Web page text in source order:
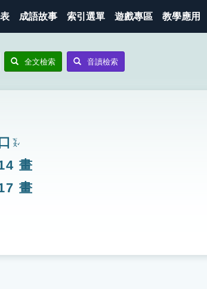
成語故事 索引選單 遊戲專區 教學應用
全文檢索 音讀檢索
ㄎㄡˇ
畫
畫